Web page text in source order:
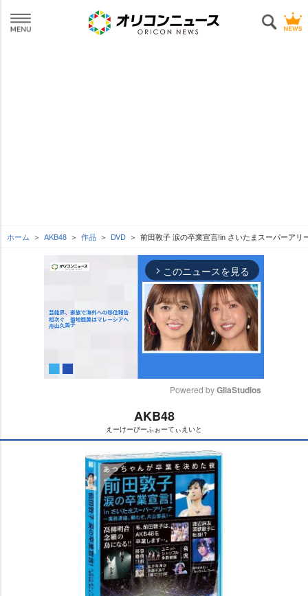
ホーム AKB48 作品 DVD 前田敦子 涙の卒業宣言!in さいたまスーパーア
arrow_forward_ios このニュースを見る
t
e
Powered by GliaStudios
AKB48
えーけーびーふぉーてぃえいと